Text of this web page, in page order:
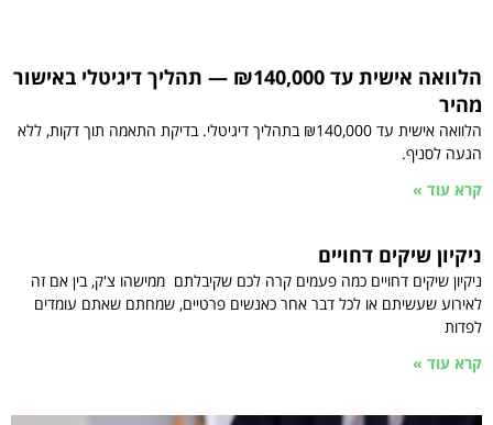
הלוואה אישית עד ₪140,000 — תהליך דיגיטלי באישור
מהיר
הלוואה אישית עד ₪140,000 בתהליך דיגיטלי. בדיקת התאמה תוך דקות, ללא
הגעה לסניף.
קרא עוד »
ניקיון שיקים דחויים
ניקיון שיקים דחויים כמה פעמים קרה לכם שקיבלתם ממישהו צ'ק, בין אם זה
לאירוע שעשיתם או לכל דבר אחר כאנשים פרטיים, שמחתם שאתם עומדים
לפדות
קרא עוד »